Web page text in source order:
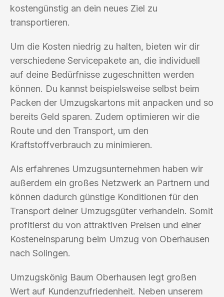
kostengünstig an dein neues Ziel zu
transportieren.
Um die Kosten niedrig zu halten, bieten wir dir
verschiedene Servicepakete an, die individuell
auf deine Bedürfnisse zugeschnitten werden
können. Du kannst beispielsweise selbst beim
Packen der Umzugskartons mit anpacken und so
bereits Geld sparen. Zudem optimieren wir die
Route und den Transport, um den
Kraftstoffverbrauch zu minimieren.
Als erfahrenes Umzugsunternehmen haben wir
außerdem ein großes Netzwerk an Partnern und
können dadurch günstige Konditionen für den
Transport deiner Umzugsgüter verhandeln. Somit
profitierst du von attraktiven Preisen und einer
Kosteneinsparung beim Umzug von Oberhausen
nach Solingen.
Umzugskönig Baum Oberhausen legt großen
Wert auf Kundenzufriedenheit. Neben unserem